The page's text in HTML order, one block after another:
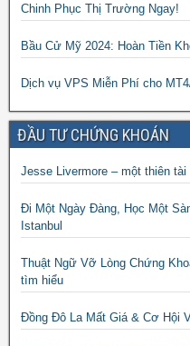
Chinh Phục Thị Trường Ngay!
Bầu Cử Mỹ 2024: Hoàn Tiền
Dịch vụ VPS Miễn Phí cho
ĐẦU TƯ CHỨNG KHOÁN
Jesse Livermore – một thiên
Đi Một Ngày Đàng, Học Một
Istanbul
Thuật Ngữ Vỡ Lòng Chứng
tìm hiểu
Đồng Đô La Mất Giá & Cơ Hội